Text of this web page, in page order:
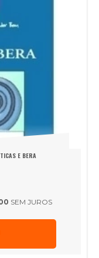
E BERA
SEM JUROS